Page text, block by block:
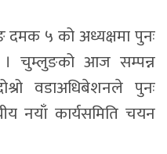
५ को अध्यक्षमा पुनः
चुम्लुङको आज सम्पन्न
वडाअधिबेशनले पुनः
नयाँ कार्यसमिति चयन